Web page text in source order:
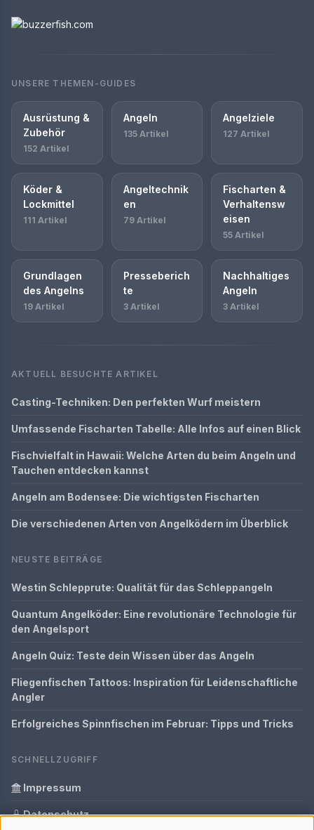
UNSERE THEMEN-GUIDES
Ausrüstung &
Zubehör
152 Artikel
Angeln
135 Artikel
Angelziele
127 Artikel
Köder &
Lockmittel
111 Artikel
Angeltechnik
en
79 Artikel
Fischarten &
Verhaltensw
eisen
55 Artikel
Grundlagen
des Angelns
19 Artikel
Presseberich
te
3 Artikel
Nachhaltiges
Angeln
3 Artikel
AKTUELL BESUCHTE ARTIKEL
Casting-Techniken: Den perfekten Wurf meistern
Umfassende Fischarten Tabelle: Alle Infos auf einen Blick
Fischvielfalt in Hawaii: Welche Arten du beim Angeln und
Tauchen entdecken kannst
Angeln am Bodensee: Die wichtigsten Fischarten
Die verschiedenen Arten von Angelködern im Überblick
NEUSTE BEITRÄGE
Westin Schlepprute: Qualität für das Schleppangeln
Quantum Angelköder: Eine revolutionäre Technologie für
den Angelsport
Angeln Quiz: Teste dein Wissen über das Angeln
Fliegenfischen Tattoos: Inspiration für Leidenschaftliche
Angler
Erfolgreiches Spinnfischen im Februar: Tipps und Tricks
SCHNELLZUGRIFF
Impressum
Datenschutz